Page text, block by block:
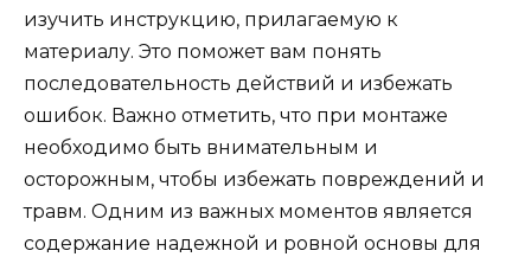
изучить инструкцию, прилагаемую к
материалу. Это поможет вам понять
последовательность действий и избежать
ошибок. Важно отметить, что при монтаже
необходимо быть внимательным и
осторожным, чтобы избежать повреждений и
травм. Одним из важных моментов является
содержание надежной и ровной основы для